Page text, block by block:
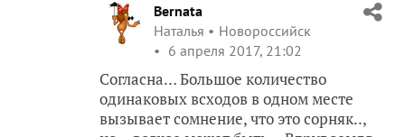
Bernata
Наталья
Новороссийск
6 апреля 2017, 21:02
Согласна… Большое количество
одинаковых всходов в одном месте
вызывает сомнение, что это сорняк..,